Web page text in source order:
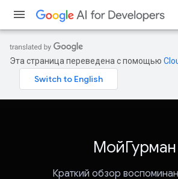
Эта страница переведена с помощью
МойГурман
Краткий обзор